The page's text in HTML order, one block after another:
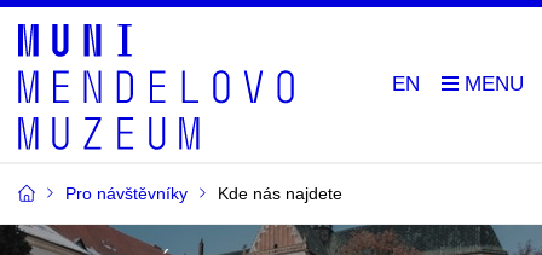
EN
Pro návštěvníky Kde nás najdete